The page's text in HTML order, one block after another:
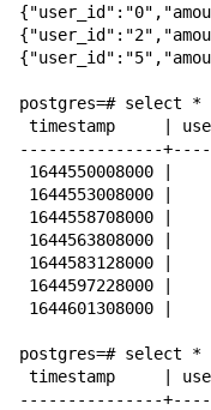
postgres=# select *
timestamp     |
---------------
1644550008000 |
1644553008000
1644558708000
1644563808000
1644583128000
1644597228000
1644601308000
postgres=# select *
timestamp     |
---------------